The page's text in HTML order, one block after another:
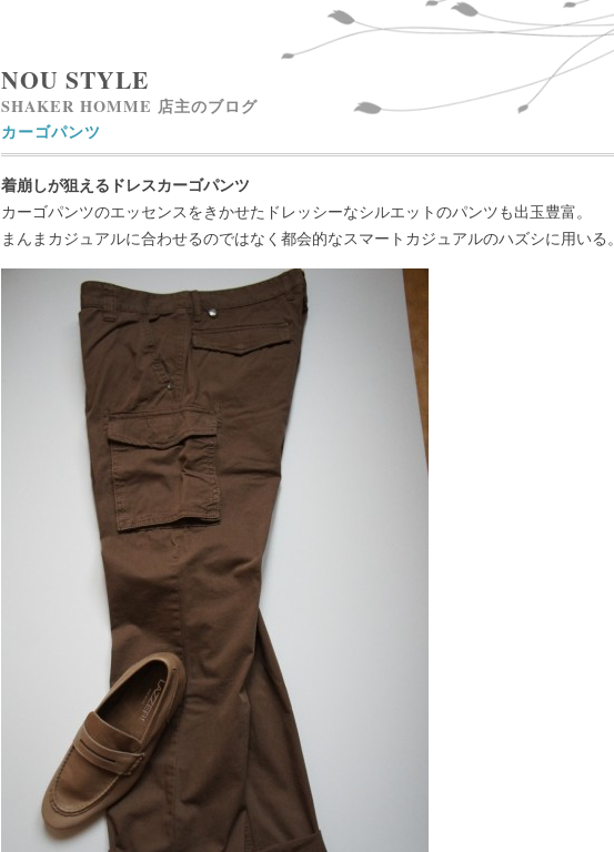
NOU STYLE
SHAKER HOMME 店主のブログ
カーゴパンツ
着崩しが狙えるドレスカーゴパンツ
カーゴパンツのエッセンスをきかせたドレッシーなシルエットのパンツも出玉豊富。
まんまカジュアルに合わせるのではなく都会的なスマートカジュアルのハズシに用いる。